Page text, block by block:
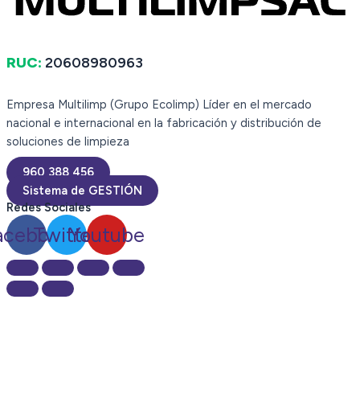
RUC: 20608980963
Empresa Multilimp (Grupo Ecolimp) Líder en el mercado
nacional e internacional en la fabricación y distribución de
soluciones de limpieza
960 388 456
Sistema de GESTIÓN
Redes Sociales
TwitterYoutube